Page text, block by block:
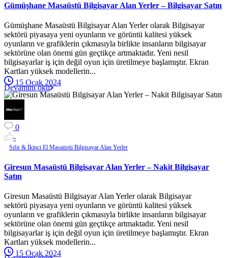
Gümüşhane Masaüstü Bilgisayar Alan Yerler – Bilgisayar Satın
Gümüşhane Masaüstü Bilgisayar Alan Yerler olarak Bilgisayar
sektörü piyasaya yeni oyunların ve görüntü kalitesi yüksek
oyunların ve grafiklerin çıkmasıyla birlikte insanların bilgisayar
sektörüne olan önemi gün geçtikçe artmaktadır. Yeni nesil
bilgisayarlar iş için değil oyun için üretilmeye başlamıştır. Ekran
Kartları yüksek modellerin...
15 Ocak 2024
Devamını oku
0
-
Sıfır & İkinci El Masaüstü Bilgisayar Alan Yerler
Giresun Masaüstü Bilgisayar Alan Yerler – Nakit Bilgisayar
Satın
Giresun Masaüstü Bilgisayar Alan Yerler olarak Bilgisayar
sektörü piyasaya yeni oyunların ve görüntü kalitesi yüksek
oyunların ve grafiklerin çıkmasıyla birlikte insanların bilgisayar
sektörüne olan önemi gün geçtikçe artmaktadır. Yeni nesil
bilgisayarlar iş için değil oyun için üretilmeye başlamıştır. Ekran
Kartları yüksek modellerin...
15 Ocak 2024